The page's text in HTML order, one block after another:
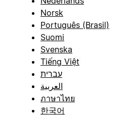
Norsk
Português (Brasil)
Suomi
Svenska
Tiếng Việt
עברית
العربية
ภาษาไทย
한국어